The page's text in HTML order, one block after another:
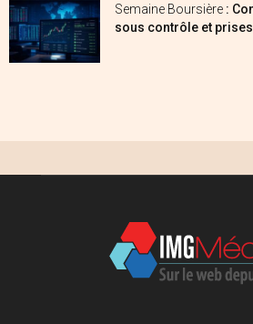
Semaine Boursière :
sous contrôle et